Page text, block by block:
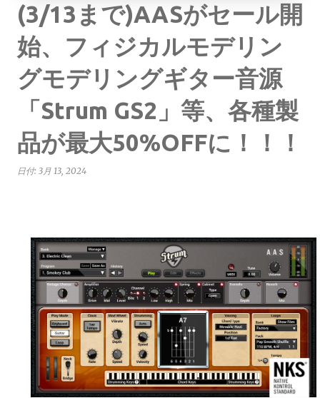
(3/13まで)AASがセール開
始、フィジカルモデリン
グモデリングギター音源
「Strum GS2」等、各種製
品が最大50%OFFに！！！
日付: 3月 13, 2024